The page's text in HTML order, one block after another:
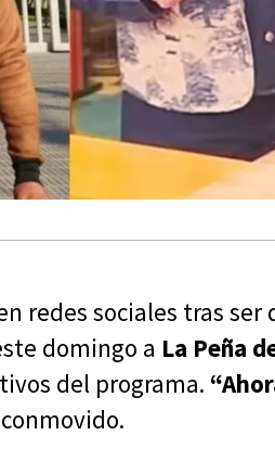
redes sociales tras ser
domingo a La Peña
del programa.